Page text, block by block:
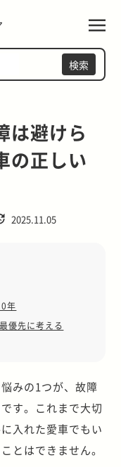
検索
は避けら
の正しい
2025.11.05
年
優先に考える
みの1つが、故障
す。これまで大切
入れた愛車でもい
とはできません。